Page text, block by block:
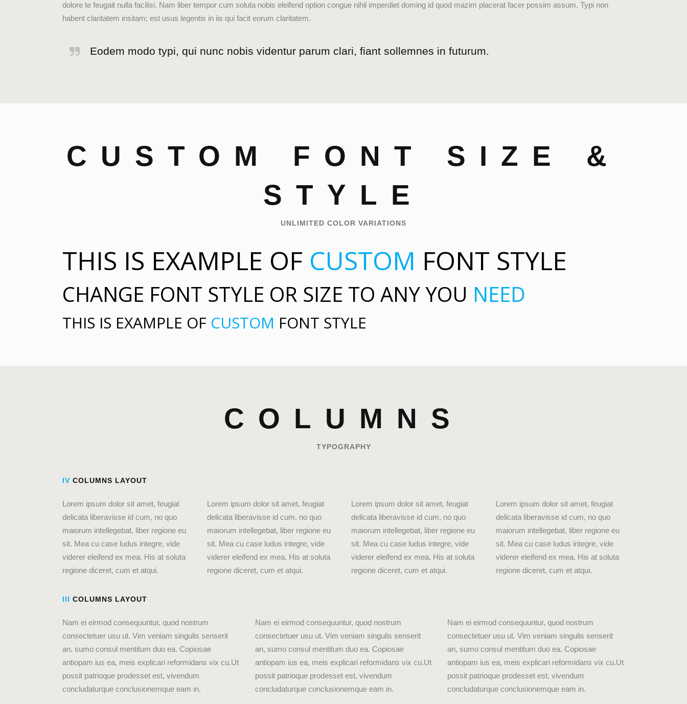
dolore te feugait nulla facilisi. Nam liber tempor cum soluta nobis eleifend option congue nihil imperdiet doming id quod mazim placerat facer possim assum. Typi non
habent claritatem insitam; est usus legentis in iis qui facit eorum claritatem.
Eodem modo typi, qui nunc nobis videntur parum clari, fiant sollemnes in futurum.
CUSTOM FONT SIZE &
STYLE
UNLIMITED COLOR VARIATIONS
THIS IS EXAMPLE OF CUSTOM FONT STYLE
CHANGE FONT STYLE OR SIZE TO ANY YOU NEED
THIS IS EXAMPLE OF CUSTOM FONT STYLE
COLUMNS
TYPOGRAPHY
IV COLUMNS LAYOUT
Lorem ipsum dolor sit amet, feugiat
delicata liberavisse id cum, no quo
maiorum intellegebat, liber regione eu
sit. Mea cu case ludus integre, vide
viderer eleifend ex mea. His at soluta
regione diceret, cum et atqui.
Lorem ipsum dolor sit amet, feugiat
delicata liberavisse id cum, no quo
maiorum intellegebat, liber regione eu
sit. Mea cu case ludus integre, vide
viderer eleifend ex mea. His at soluta
regione diceret, cum et atqui.
Lorem ipsum dolor sit amet, feugiat
delicata liberavisse id cum, no quo
maiorum intellegebat, liber regione eu
sit. Mea cu case ludus integre, vide
viderer eleifend ex mea. His at soluta
regione diceret, cum et atqui.
Lorem ipsum dolor sit amet, feugiat
delicata liberavisse id cum, no quo
maiorum intellegebat, liber regione eu
sit. Mea cu case ludus integre, vide
viderer eleifend ex mea. His at soluta
regione diceret, cum et atqui.
III COLUMNS LAYOUT
Nam ei eirmod consequuntur, quod nostrum
consectetuer usu ut. Vim veniam singulis senserit
an, sumo consul mentitum duo ea. Copiosae
antiopam ius ea, meis explicari reformidans vix cu.Ut
possit patrioque prodesset est, vivendum
concludaturque conclusionemque eam in.
Nam ei eirmod consequuntur, quod nostrum
consectetuer usu ut. Vim veniam singulis senserit
an, sumo consul mentitum duo ea. Copiosae
antiopam ius ea, meis explicari reformidans vix cu.Ut
possit patrioque prodesset est, vivendum
concludaturque conclusionemque eam in.
Nam ei eirmod consequuntur, quod nostrum
consectetuer usu ut. Vim veniam singulis senserit
an, sumo consul mentitum duo ea. Copiosae
antiopam ius ea, meis explicari reformidans vix cu.Ut
possit patrioque prodesset est, vivendum
concludaturque conclusionemque eam in.